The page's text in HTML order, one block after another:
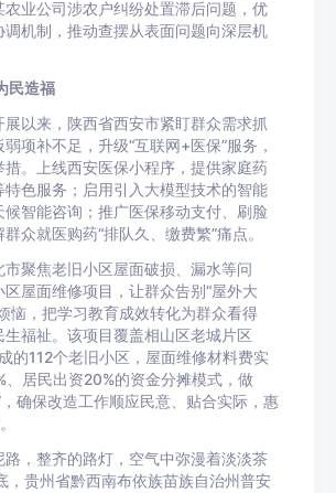
农业公司涉农户纠纷处置滞后问题，优
调机制，推动查摆从表面问题向深层机
造福
来，陕西省西安市紧盯群众需求抓
项补不足，升级“互联网+医保”服务，
措。上线西安医保小程序，提供家庭药
特色服务；启用引入大模型技术的智能
候智能咨询；推广医保移动支付、刷脸
众就医购药“排队久、缴费繁”痛点。
焦老旧小区屋面破损、漏水等问
屋面维修项目，让群众告别“屋外大
恼，把学习教育成效转化为群众看得
生福祉。该项目覆盖相山区老城片区
的112个老旧小区，屋面维修材料费实
、居民出资20%的资金分摊模式，做
，确保改造工作顺应民意、贴合实际，惠
，整齐的路灯，空气中弥漫着淡淡茶
贵州省黔西南布依族苗族自治州普安